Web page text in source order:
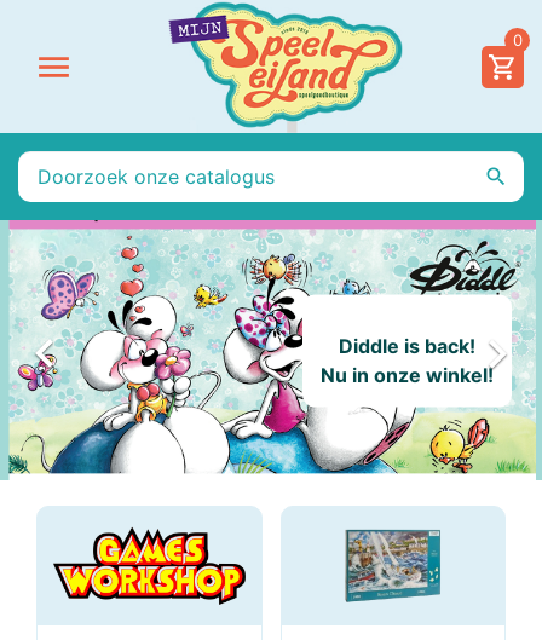

0


Diddle is back!
Nu in onze winkel!